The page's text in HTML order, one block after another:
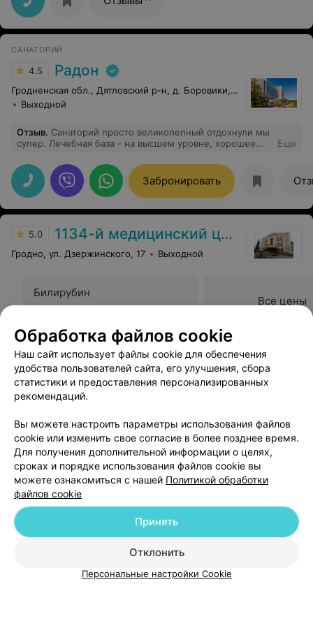
душевный подход и внимателтность и поворам за
наивкуснейшую еду))))
САНАТОРИЙ
4.5 Радон
Гродненская обл., Дятловский р-н, д. Боровики, 10
Выходной
Отзыв. Санаторий просто великолепный отдохнули мы
супер. Лечебная база - на высшем уровне, хорошее
медицинский персонал. Питание очень разнообразное,
очень вкусно приготовлено, и самое главное - всё
полезное. Номер у нас был люкс шикарный, убирались
очень хорошо.
Еще
Забронировать
5.0 1134-й медицинский центр ВС РБ
Гродно, ул. Дзержинского, 17 Выходной
Билирубин
Все цены
Отзыв
Делали две операции плюс ВВК, все в
хирургическом отделении. Только положительные
впечатления и слова благодарности начальнику
хирургического отделения Александру
Александровичу и всему персоналу отделения за
компетентность, внимательность и заботу. В принципе
кого пришлось обследоваться и лечиться. Дай Бог Вам
Всем здоровья, сил, терпения и успехов в Вашем очень
ответственном и важном деле.
Добавить специалиста
Обработка файлов cookie
Наш сайт использует файлы cookie для обеспечения
удобства пользователей сайта, его улучшения, сбора
статистики и предоставления персонализированных
рекомендаций.
Вы можете настроить параметры использования файлов
cookie или изменить свое согласие в более позднее время.
Для получения дополнительной информации о целях,
сроках и порядке использования файлов cookie вы
можете ознакомиться с нашей Политикой обработки
файлов cookie
Отклонить
Принять
Персональные настройки Cookie